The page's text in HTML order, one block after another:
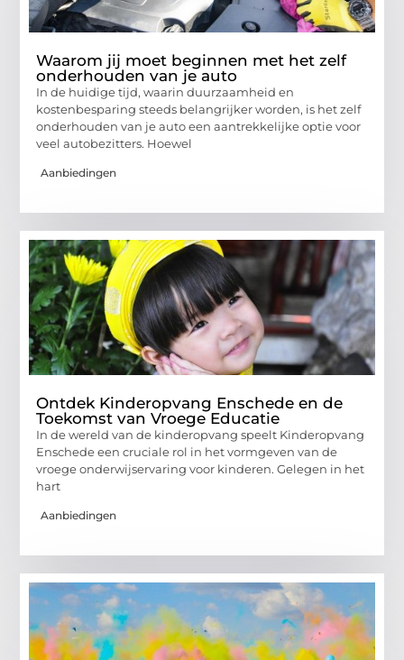
Waarom jij moet beginnen met het zelf
onderhouden van je auto
In de huidige tijd, waarin duurzaamheid en
kostenbesparing steeds belangrijker worden, is het zelf
onderhouden van je auto een aantrekkelijke optie voor
veel autobezitters. Hoewel
Aanbiedingen
Ontdek Kinderopvang Enschede en de
Toekomst van Vroege Educatie
In de wereld van de kinderopvang speelt Kinderopvang
Enschede een cruciale rol in het vormgeven van de
vroege onderwijservaring voor kinderen. Gelegen in het
hart
Aanbiedingen